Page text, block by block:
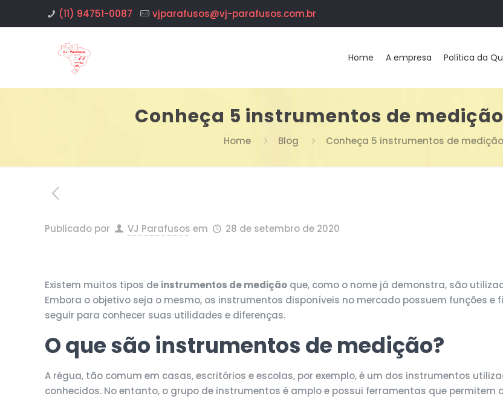
(11) 94751-0087 vjparafusos@vj-parafusos.com.br
Home A empresa Política da
Conheça 5 instrumentos de
Home Blog Conheça 5 instrumentos de
Publicado por VJ Parafusos em 28 de setembro de 2020
Existem muitos tipos de instrumentos de medição que, como o nome já demonstra, são
Embora o objetivo seja o mesmo, os instrumentos disponíveis no mercado possuem funções
seguir para conhecer suas utilidades e diferenças.
O que são instrumentos de medição?
A régua, tão comum em casas, escritórios e escolas, por exemplo, é um dos instrumentos
conhecidos. No entanto, o grupo de instrumentos é amplo e possui ferramentas que